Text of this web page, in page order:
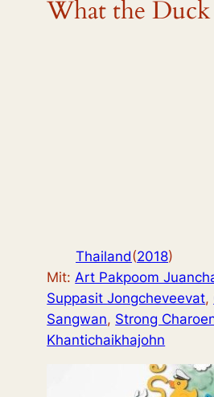
What the Duck
Thailand(2018)
Mit:Art Pakpoom
Suppasit Jongcheveevat,
Sangwan, Strong
Khantichaikhajohn